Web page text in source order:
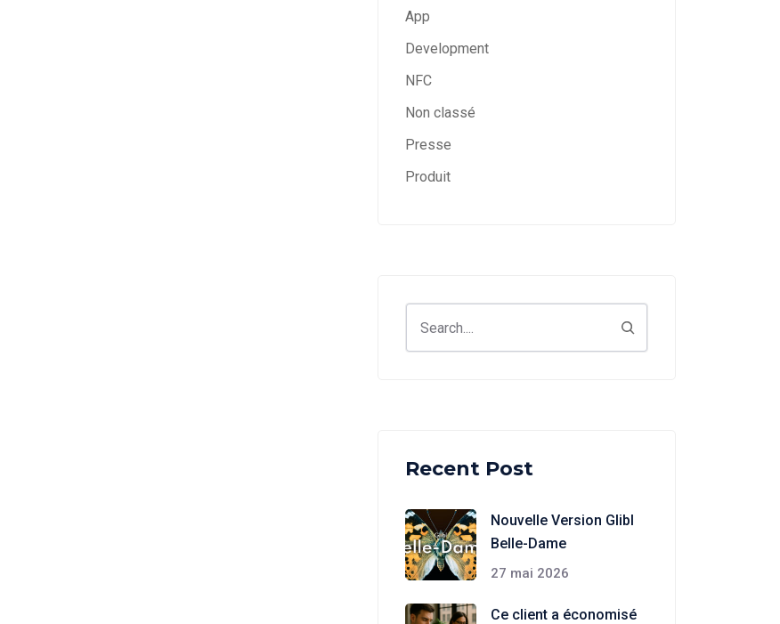
App
Development
NFC
Non classé
Presse
Produit
Recent Post
Nouvelle Version Glibl
Belle-Dame
27 mai 2026
Ce client a économisé